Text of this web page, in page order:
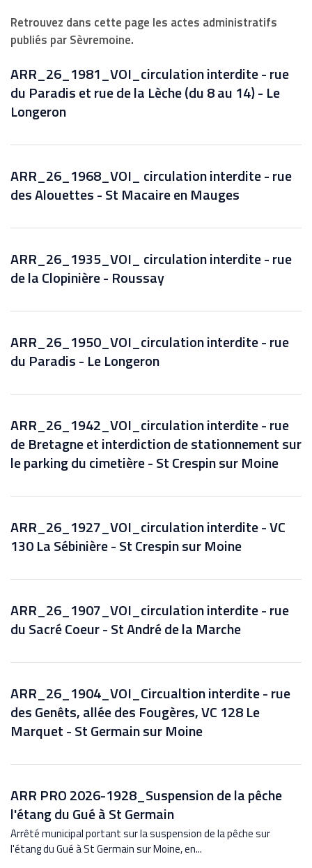
Retrouvez dans cette page les actes administratifs
publiés par Sèvremoine.
ARR_26_1981_VOI_circulation interdite - rue
du Paradis et rue de la Lèche (du 8 au 14) - Le
Longeron
ARR_26_1968_VOI_ circulation interdite - rue
des Alouettes - St Macaire en Mauges
ARR_26_1935_VOI_ circulation interdite - rue
de la Clopinière - Roussay
ARR_26_1950_VOI_circulation interdite - rue
du Paradis - Le Longeron
ARR_26_1942_VOI_circulation interdite - rue
de Bretagne et interdiction de stationnement sur
le parking du cimetière - St Crespin sur Moine
ARR_26_1927_VOI_circulation interdite - VC
130 La Sébinière - St Crespin sur Moine
ARR_26_1907_VOI_circulation interdite - rue
du Sacré Coeur - St André de la Marche
ARR_26_1904_VOI_Circualtion interdite - rue
des Genêts, allée des Fougères, VC 128 Le
Marquet - St Germain sur Moine
ARR PRO 2026-1928_Suspension de la pêche
l'étang du Gué à St Germain
Arrêté municipal portant sur la suspension de la pêche sur
l'étang du Gué à St Germain sur Moine, en...